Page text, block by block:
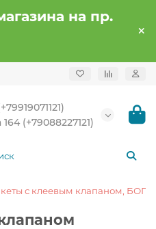
на пр.
(+79088227121)
с клеевым клапаном, БОПП